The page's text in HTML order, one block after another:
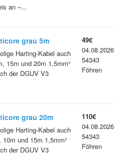
an –...
grau 5m
Harting-Kabel auch
15m und 20m 1,5mm²
der DGUV V3
49€
04.08.2026
54343
Föhren
grau 20m
Harting-Kabel auch
und 15m 1,5mm²
der DGUV V3
110€
04.08.2026
54343
Föhren